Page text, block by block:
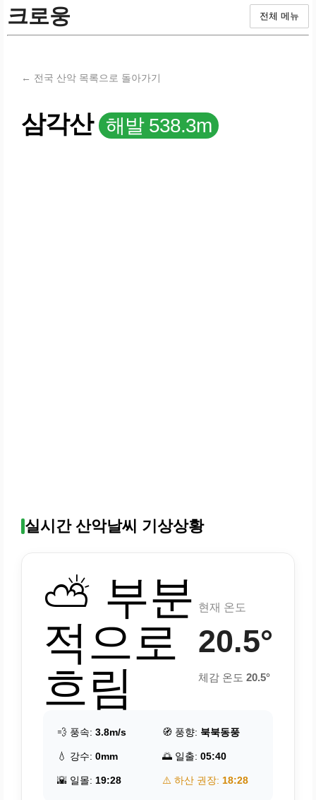
크로웅 전체 메뉴
← 전국 산악 목록으로 돌아가기
삼각산 해발 538.3m
실시간 산악날씨 기상상황
⛅ 부분
적으로
흐림
현재 온도
20.5°
체감 온도 20.5°
💨 풍속: 3.8m/s 🧭 풍향: 북북동풍
💧 강수: 0mm 🌅 일출: 05:40
🌇 일몰: 19:28 ⚠️ 하산 권장: 18:28